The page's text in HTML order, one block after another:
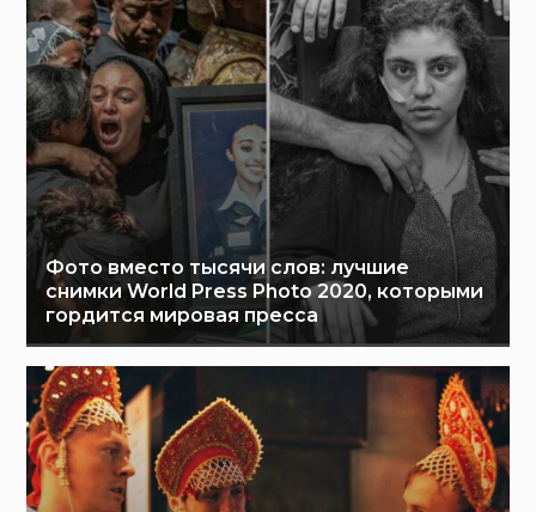
Фото вместо тысячи слов: лучшие
снимки World Press Photo 2020, которыми
гордится мировая пресса